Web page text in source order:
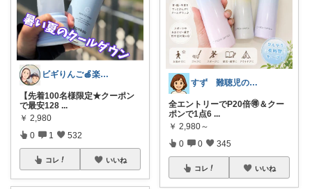
ビギりんご🍎楽する暮らし🏠
【先着100名様限定★クーポン
で最安128 ...
￥ 2,980
0 1 532
コレ いいね
すず 難聴児のママ🦻
全エントリーでP20倍🉐＆クー
ポンで1点6 ...
￥ 2,980～
0 0 345
コレ いいね